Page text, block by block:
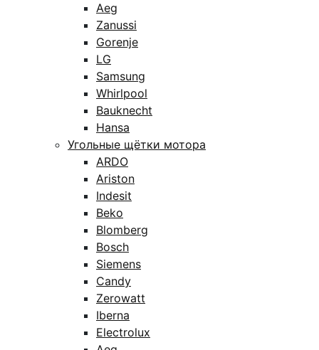
Aeg
Zanussi
Gorenje
LG
Samsung
Whirlpool
Bauknecht
Hansa
Угольные щётки мотора
ARDO
Ariston
Indesit
Beko
Blomberg
Bosch
Siemens
Candy
Zerowatt
Iberna
Electrolux